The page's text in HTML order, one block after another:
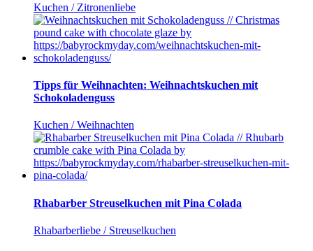
Kuchen / Zitronenliebe
Tipps für Weihnachten: Weihnachtskuchen mit
Schokoladenguss
Kuchen / Weihnachten
Rhabarber Streuselkuchen mit Pina Colada
Rhabarberliebe / Streuselkuchen